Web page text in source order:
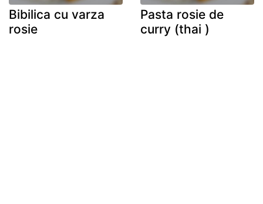
Bibilica cu varza
rosie
Pasta rosie de
curry (thai )